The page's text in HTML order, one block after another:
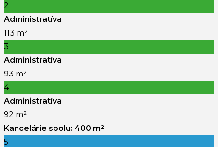
2
Administratíva
113 m²
3
Administratíva
93 m²
4
Administratíva
92 m²
Kancelárie spolu: 400 m²
5